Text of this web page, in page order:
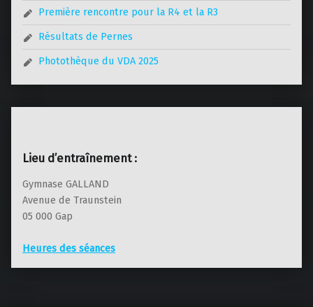
Première rencontre pour la R4 et la R3
Résultats de Pernes
Photothèque du VDA 2025
Lieu d’entraînement :
Gymnase GALLAND
Avenue de Traunstein
05 000 Gap
Heures des séances